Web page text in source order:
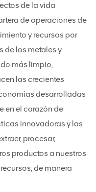
de la vida
de operaciones de
y recursos por
de los metales y
más limpio,
las crecientes
desarrolladas
en el corazón de
innovadoras y las
procesar,
productos a nuestros
de manera